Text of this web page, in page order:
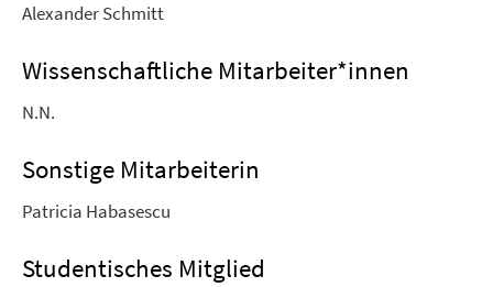
Alexander Schmitt
Wissenschaftliche Mitarbeiter*innen
N.N.
Sonstige Mitarbeiterin
Patricia Habasescu
Studentisches Mitglied